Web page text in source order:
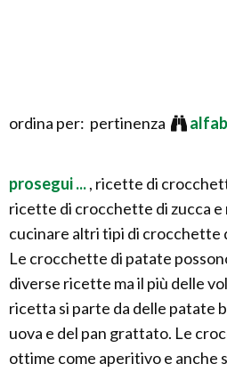
ordina per: pertinenza
prosegui ..., ricette di
ricette di crocchette di zucca
cucinare altri tipi di crocchette
Le crocchette di patate
diverse ricette ma il più delle
ricetta si parte da delle patate
uova e del pan grattato. Le
ottime come aperitivo e anche